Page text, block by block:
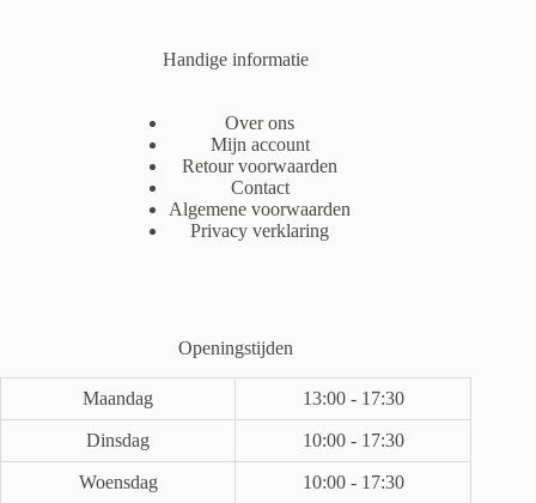
Handige informatie
Over ons
Mijn account
Retour voorwaarden
Contact
Algemene voorwaarden
Privacy verklaring
Openingstijden
Maandag 13:00 - 17:30
Dinsdag 10:00 - 17:30
Woensdag 10:00 - 17:30